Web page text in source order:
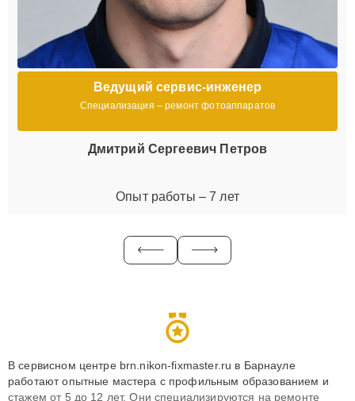
Ведущий сервис-инженер
Специализация – ремонт фотоаппаратов
Дмитрий Сергеевич Петров
Опыт работы – 7 лет
В сервисном центре brn.nikon-fixmaster.ru в Барнауле
работают опытные мастера с профильным образованием и
стажем от 5 до 12 лет. Они специализируются на ремонте